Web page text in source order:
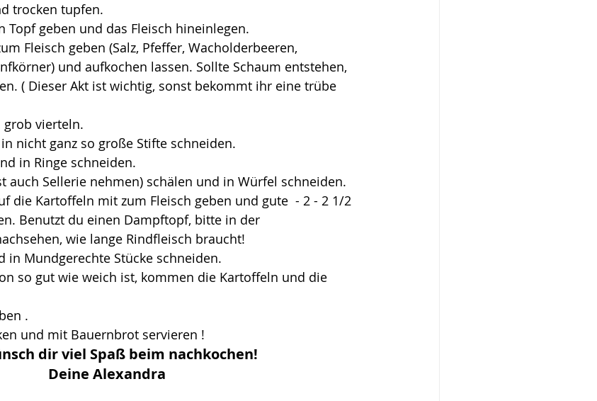
trocken tupfen.
Topf geben und das Fleisch hineinlegen.
Fleisch geben (Salz, Pfeffer, Wacholderbeeren,
und aufkochen lassen. Sollte Schaum entstehen,
( Dieser Akt ist wichtig, sonst bekommt ihr eine trübe
grob vierteln.
nicht ganz so große Stifte schneiden.
in Ringe schneiden.
auch Sellerie nehmen) schälen und in Würfel schneiden.
die Kartoffeln mit zum Fleisch geben und gute  - 2 - 2 1/2
Benutzt du einen Dampftopf, bitte in der
wie lange Rindfleisch braucht!
in Mundgerechte Stücke schneiden.
so gut wie weich ist, kommen die Kartoffeln und die
.
und mit Bauernbrot servieren !
dir viel Spaß beim nachkochen!
Deine Alexandra